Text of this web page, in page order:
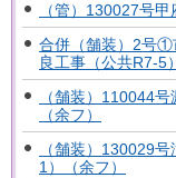
（管）130027号
合併（舗装）2号①
良工事（公共R7-5
（舗装）110044
（余フ）
（舗装）130029
1）（余フ）